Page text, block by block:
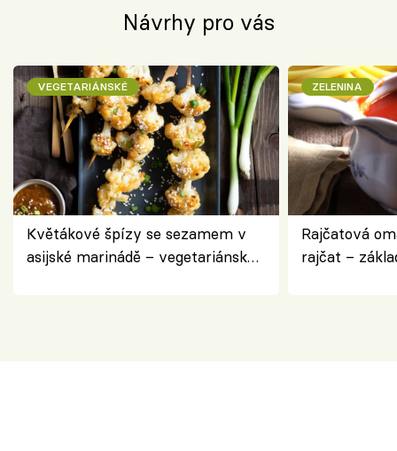
Návrhy pro vás
VEGETARIÁNSKÉ
Květákové špízy se sezamem v
asijské marinádě – vegetariánská
ZELENINA
Rajčatová
rajčat –